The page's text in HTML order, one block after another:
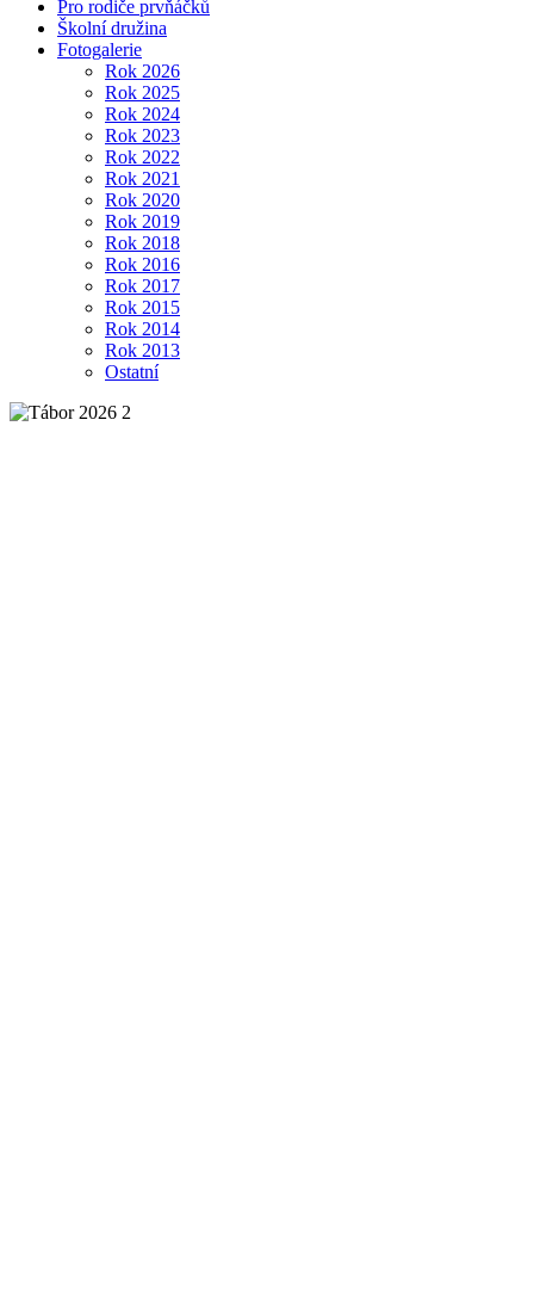
Pro rodiče prvňáčků
Školní družina
Fotogalerie
Rok 2026
Rok 2025
Rok 2024
Rok 2023
Rok 2022
Rok 2021
Rok 2020
Rok 2019
Rok 2018
Rok 2016
Rok 2017
Rok 2015
Rok 2014
Rok 2013
Ostatní